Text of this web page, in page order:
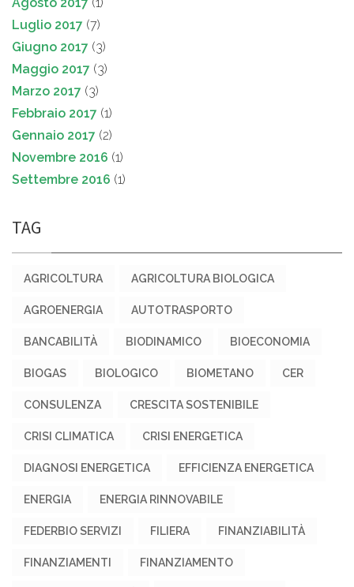
Luglio 2017 (7)
Giugno 2017 (3)
Maggio 2017 (3)
Marzo 2017 (3)
Febbraio 2017 (1)
Gennaio 2017 (2)
Novembre 2016 (1)
Settembre 2016 (1)
TAG
AGRICOLTURA AGRICOLTURA BIOLOGICA
AGROENERGIA AUTOTRASPORTO
BANCABILITÀ BIODINAMICO BIOECONOMIA
BIOGAS BIOLOGICO BIOMETANO CER
CONSULENZA CRESCITA SOSTENIBILE
CRISI CLIMATICA CRISI ENERGETICA
DIAGNOSI ENERGETICA EFFICIENZA ENERGETICA
ENERGIA ENERGIA RINNOVABILE
FEDERBIO SERVIZI FILIERA FINANZIABILITÀ
FINANZIAMENTI FINANZIAMENTO